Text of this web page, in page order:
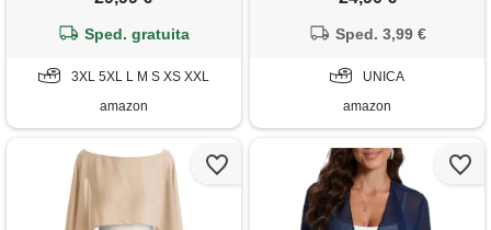
Sped. gratuita
3XL 5XL L M S XS XXL
amazon
40-42, beige)
Sped. 3,99 €
UNICA
amazon